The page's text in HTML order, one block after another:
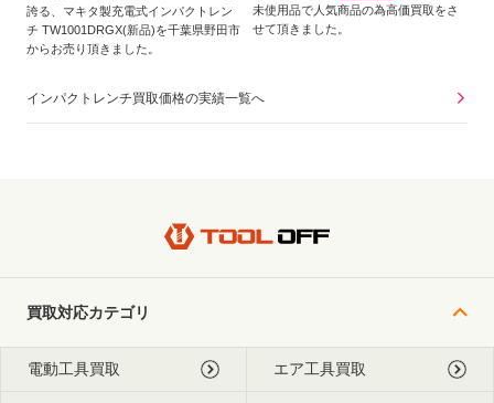
誇る、マキタ製充電式インパクトレン
チ TW1001DRGX(新品)を千葉県野田市
からお売り頂きました。
未使用品で人気商品の為高価買取をさ
せて頂きました。
インパクトレンチ買取価格の実績一覧へ
買取対応カテゴリ
電動工具買取 エア工具買取